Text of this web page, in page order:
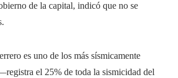
de la capital, indicó que no se
es uno de los más sísmicamente
el 25% de toda la sismicidad del